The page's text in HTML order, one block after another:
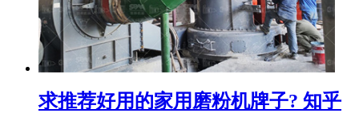
求推荐好用的家用磨粉机牌子? 知乎